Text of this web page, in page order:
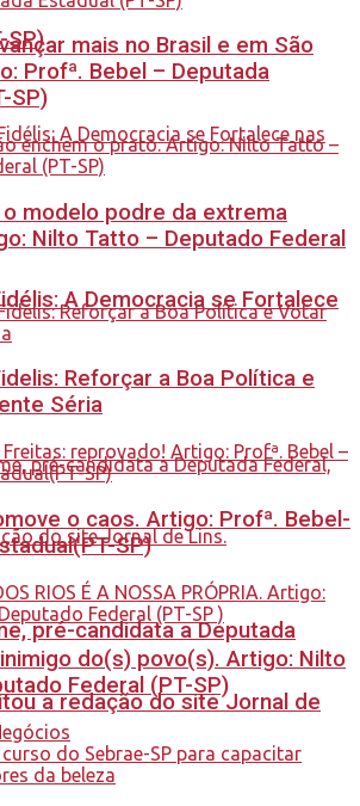
SP)
A Democracia se Fortalece
pré-candidata a Deputada
a redação do site Jornal de
mais no Brasil e em São
Profª. Bebel – Deputada
SP)
modelo podre da extrema
Nilto Tatto – Deputado Federal
Reforçar a Boa Política e
Séria
o caos. Artigo: Profª. Bebel-
SP)
do(s) povo(s). Artigo: Nilto
Federal (PT-SP)